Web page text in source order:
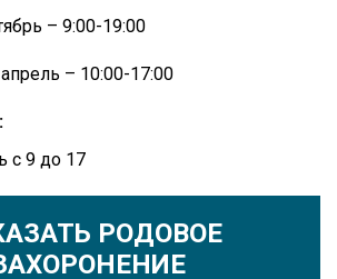
– 9:00-19:00
– 10:00-17:00
с 9 до 17
РОДОВОЕ